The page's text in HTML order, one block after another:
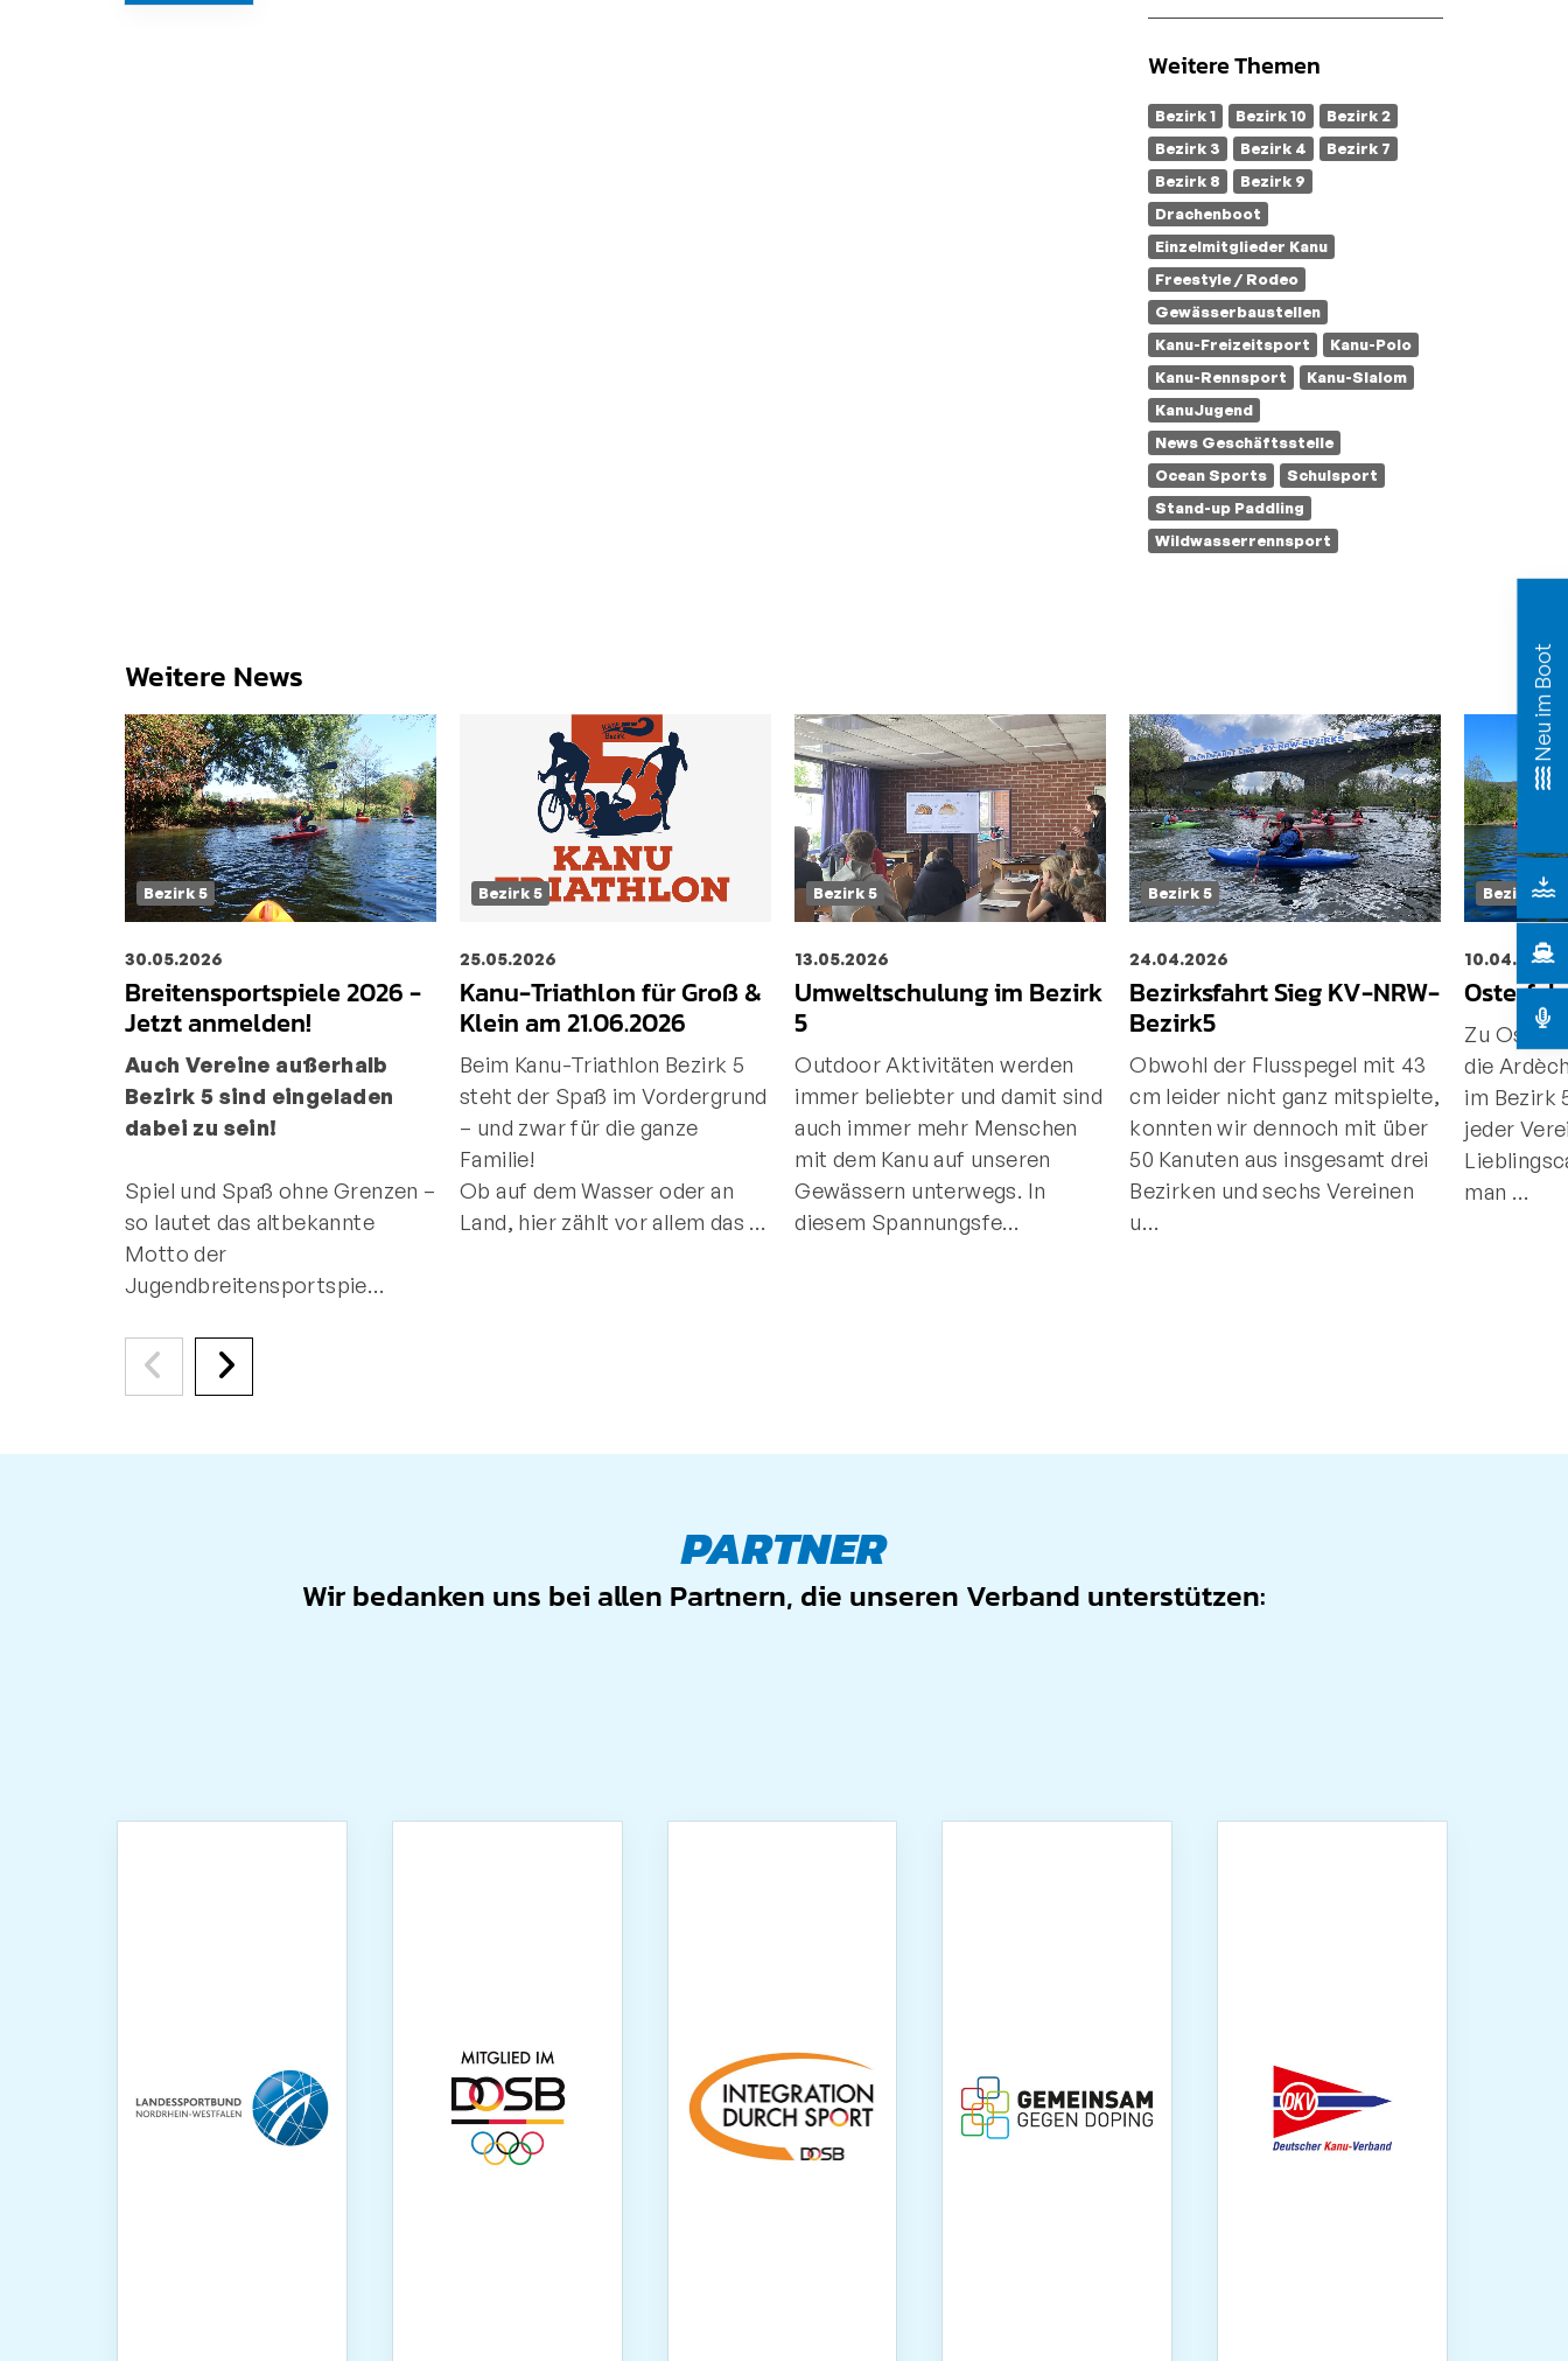
Weitere Themen
Bezirk 1 Bezirk 10
Bezirk 2
Bezirk 3
Bezirk 4
Bezirk 7
Bezirk 8
Bezirk 9
Drachenboot
Einzelmitglieder Kanu
Freestyle / Rodeo
Gewässerbaustellen
Kanu-Freizeitsport
Kanu-Polo
Kanu-Rennsport
Kanu-Slalom
KanuJugend
News Geschäftsstelle
Ocean Sports
Schulsport
Stand-up Paddling
Wildwasserrennsport
Weitere News
Bezirk 5
30.05.2026
Breitensportspiele 2026 -
Jetzt anmelden!
Auch Vereine außerhalb
Bezirk 5 sind eingeladen
dabei zu sein!
Spiel und Spaß ohne Grenzen –
so lautet das altbekannte
Motto der
Jugendbreitensportspie…
Bezirk 5
25.05.2026
Kanu-Triathlon für Groß &
Klein am 21.06.2026
Beim Kanu-Triathlon Bezirk 5
steht der Spaß im Vordergrund
– und zwar für die ganze
Familie!
Ob auf dem Wasser oder an
Land, hier zählt vor allem das …
Bezirk 5
13.05.2026
Umweltschulung im Bezirk
5
Outdoor Aktivitäten werden
immer beliebter und damit sind
auch immer mehr Menschen
mit dem Kanu auf unseren
Gewässern unterwegs. In
diesem Spannungsfe…
Bezirk 5
24.04.2026
Bezirksfahrt Sieg KV-NRW-
Bezirk5
Obwohl der Flusspegel mit 43
cm leider nicht ganz mitspielte,
konnten wir dennoch mit über
50 Kanuten aus insgesamt drei
Bezirken und sechs Vereinen
u…
Bezirk 5
10.04.2026
Zu
die
im Bezirk
jeder
man …
PARTNER
Wir bedanken uns bei allen Partnern, die unseren Verband unterstützen:
Neu im Boot